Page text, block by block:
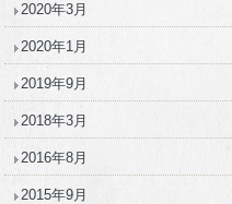
2020年3月
2020年1月
2019年9月
2018年3月
2016年8月
2015年9月